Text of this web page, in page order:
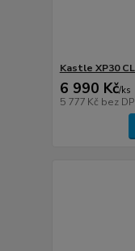
Kastle XP30
6 990 Kč/ks
5 777 Kč bez